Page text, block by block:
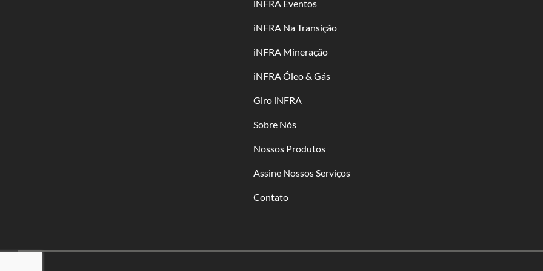
iNFRA Eventos
iNFRA Na Transição
iNFRA Mineração
iNFRA Óleo & Gás
Giro iNFRA
Sobre Nós
Nossos Produtos
Assine Nossos Serviços
Contato